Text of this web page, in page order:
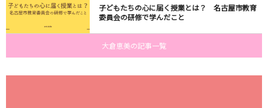
子どもたちの心に届く授業とは？ 名古屋市教育
委員会の研修で学んだこと
大倉恵美の記事一覧